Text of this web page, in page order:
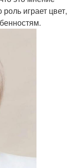
играет цвет,